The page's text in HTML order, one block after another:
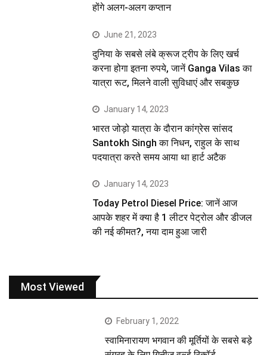
होंगे अलग-अलग कप्तान
June 21, 2023
दुनिया के सबसे लंबे क्रूज ट्रीप के लिए खर्च
करना होगा इतना रुपये, जानें Ganga Vilas का
यात्रा रूट, मिलने वाली सुविधाएं और सबकुछ
January 14, 2023
भारत जोड़ो यात्रा के दौरान कांग्रेस सांसद
Santokh Singh का निधन, राहुल के साथ
पदयात्रा करते समय आया था हार्ट अटैक
January 14, 2023
Today Petrol Diesel Price: जानें आज
आपके शहर में क्या है 1 लीटर पेट्रोल और डीजल
की नई कीमत?, नया दाम हुआ जारी
Most Viewed
February 1, 2022
स्वामिनारायण भगवान की मूर्तियों के सबसे बड़े